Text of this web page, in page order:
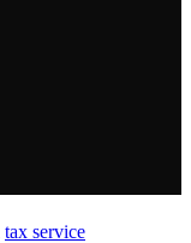
tax service